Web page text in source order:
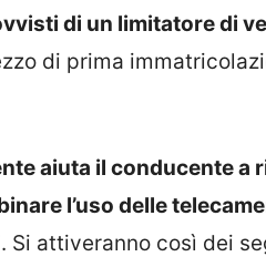
di un limitatore di
di prima
aiuta il conducente a
l’uso delle
Si attiveranno così dei